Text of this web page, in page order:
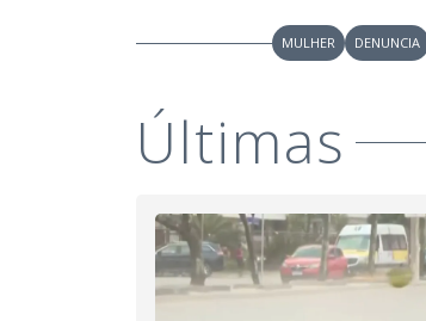
MULHER DENUNCIA
Últimas